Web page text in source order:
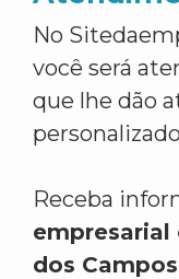
No
você será
que lhe dão
Receba
empresarial
dos Campos